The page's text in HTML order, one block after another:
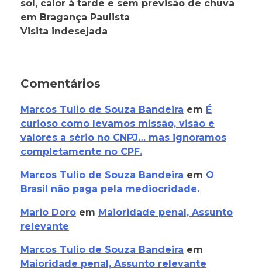
sol, calor à tarde e sem previsão de chuva
em Bragança Paulista
Visita indesejada
Comentários
Marcos Tulio de Souza Bandeira em É
curioso como levamos missão, visão e
valores a sério no CNPJ… mas ignoramos
completamente no CPF.
Marcos Tulio de Souza Bandeira em O
Brasil não paga pela mediocridade.
Mario Doro em Maioridade penal, Assunto
relevante
Marcos Tulio de Souza Bandeira em
Maioridade penal, Assunto relevante